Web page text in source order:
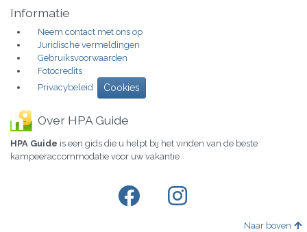
Informatie
Neem contact met ons op
Juridische vermeldingen
Gebruiksvoorwaarden
Fotocredits
Privacybeleid
Cookies
Over HPA Guide
HPA Guide is een gids die u helpt bij het vinden van de beste
kampeeraccommodatie voor uw vakantie
Naar boven